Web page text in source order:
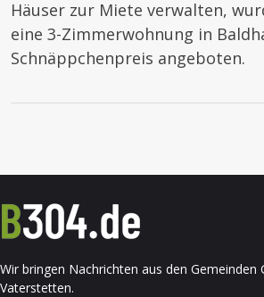
Häuser zur Miete verwalten,
eine 3-Zimmerwohnung in
Schnäppchenpreis angeboten.
Wir bringen Nachrichten aus den Gemeinden
Vaterstetten.